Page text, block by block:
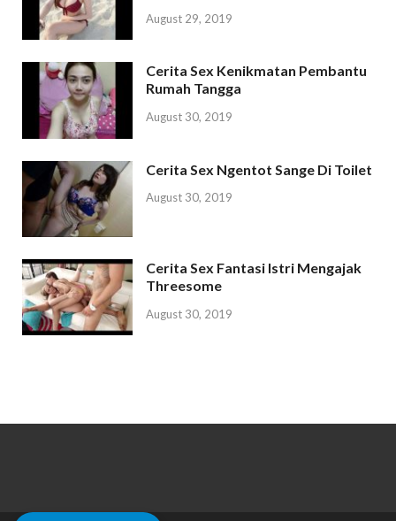
August 29, 2019
Cerita Sex Kenikmatan Pembantu
Rumah Tangga
August 30, 2019
Cerita Sex Ngentot Sange Di Toilet
August 30, 2019
Cerita Sex Fantasi Istri Mengajak
Threesome
August 30, 2019